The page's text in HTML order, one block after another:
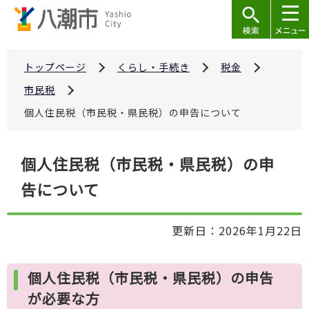
トップページ くらし・手続き
税金
市民税
個人住民税（市民税・県民税）の申告について
個人住民税（市民税・県民税）の申
告について
更新日：2026年1月22日
個人住民税（市民税・県民税）の申告
が必要な方